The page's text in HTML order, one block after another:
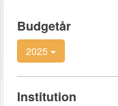
Budgetår
2025
Institution